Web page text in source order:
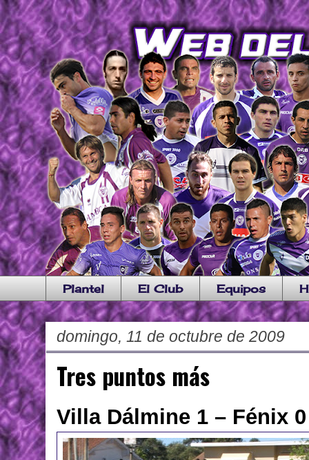
Plantel El Club Equipos
domingo, 11 de octubre de 2009
Tres puntos más
Villa Dálmine 1 – Fénix 0